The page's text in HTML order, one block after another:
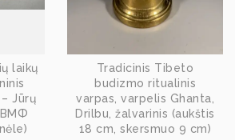
laikų
Jūrų
ВМФ
Tradicinis Tibeto
budizmo ritualinis
varpas, varpelis Ghanta,
Drilbu, žalvarinis (aukštis
18 cm, skersmuo 9 cm)